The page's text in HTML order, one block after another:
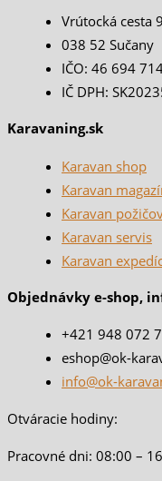
Vrútocká cesta 9
038 52 Sučany
IČO: 46 694
IČ DPH:
Karavaning.sk
Karavan shop
Karavan
Karavan
Karavan servis
Karavan
Objednávky e-shop,
+421 948 072
eshop@ok-
info@ok-
Otváracie hodiny:
Pracovné dni: 08:00 –